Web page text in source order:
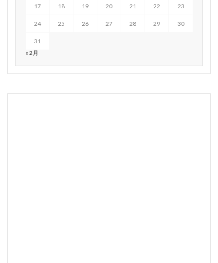
17 18 19 20 21 22 23
24 25 26 27 28 29 30
31
« 2月